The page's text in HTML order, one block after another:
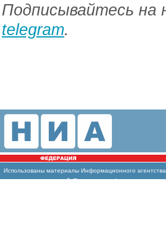
Подписывайтесь на
telegram.
Использованы материалы Информационного
массовых коммуникаций (Роскомнадзор)